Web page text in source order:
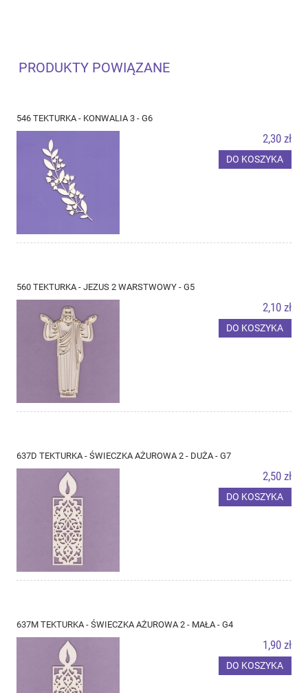
PRODUKTY POWIĄZANE
546 TEKTURKA - KONWALIA 3 - G6
2,30 zł
DO KOSZYKA
560 TEKTURKA - JEZUS 2 WARSTWOWY - G5
2,10 zł
DO KOSZYKA
637D TEKTURKA - ŚWIECZKA AŻUROWA 2 - DUŻA - G7
2,50 zł
DO KOSZYKA
637M TEKTURKA - ŚWIECZKA AŻUROWA 2 - MAŁA - G4
1,90 zł
DO KOSZYKA